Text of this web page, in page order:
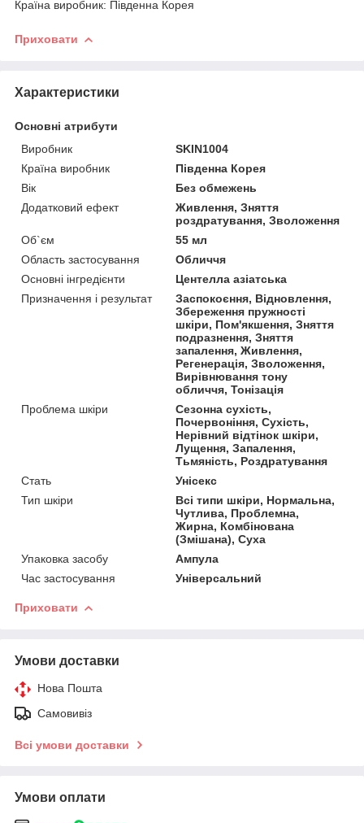
Країна виробник: Південна Корея
Приховати
Характеристики
Основні атрибути
Виробник
SKIN1004
Країна виробник
Південна Корея
Вік
Без обмежень
Додатковий ефект
Живлення, Зняття
роздратування, Зволоження
Об`єм
55 мл
Область застосування
Обличчя
Основні інгредієнти
Центелла азіатська
Призначення і результат
Заспокоєння, Відновлення,
Збереження пружності
шкіри, Пом'якшення, Зняття
подразнення, Зняття
запалення, Живлення,
Регенерація, Зволоження,
Вирівнювання тону
обличчя, Тонізація
Проблема шкіри
Сезонна сухість,
Почервоніння, Сухість,
Нерівний відтінок шкіри,
Лущення, Запалення,
Тьмяність, Роздратування
Стать
Унісекс
Тип шкіри
Всі типи шкіри, Нормальна,
Чутлива, Проблемна,
Жирна, Комбінована
(Змішана), Суха
Упаковка засобу
Ампула
Час застосування
Універсальний
Приховати
Умови доставки
Нова Пошта
Самовивіз
Всі умови доставки
Умови оплати